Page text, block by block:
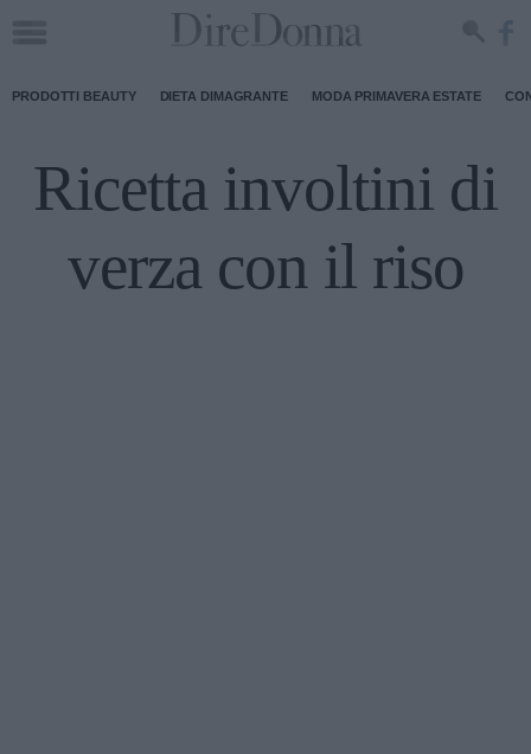
PRODOTTI BEAUTY DIETA DIMAGRANTE MODA PRIMAVERA ESTATE
Ricetta involtini di
verza con il riso